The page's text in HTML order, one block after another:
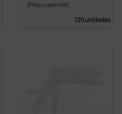
(Preço sem IVA)
120 unidades